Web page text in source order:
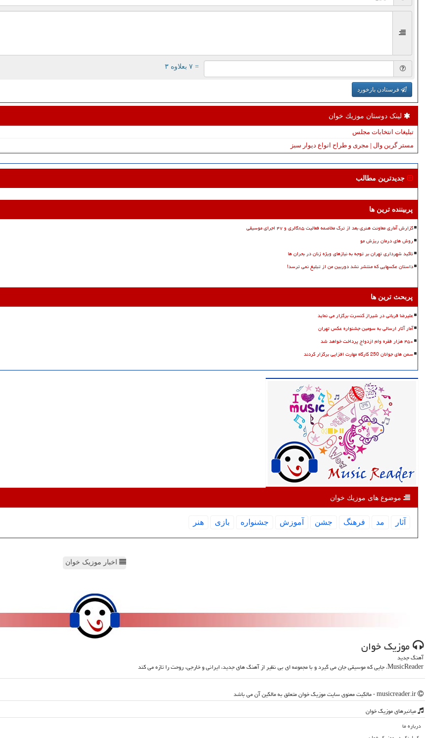
= ۷ بعلاوه ۳
فرستادن بازخورد
لینک دوستان موزیك خوان
تبلیغات انتخابات مجلس
مستر گرین وال | مجری و طراح انواع دیوار سبز
جدیدترین مطالب
پربیننده ترین ها
گزارش آماری معاونت هنری بعد از ترک مخاصمه فعالیت ۸۵گالری و ۴۷ اجرای موسیقی
روش های درمان ریزش مو
تاکید شهرداری تهران بر توجه به نیازهای ویژه زنان در بحران ها
داستان عکسهایی که منتشر نشد دوربین من از تبلیغ نمی ترسد!
پربحث ترین ها
علیرضا قربانی در شیراز کنسرت برگزار می نماید
آمار آثار ارسالی به سومین جشنواره عکس تهران
۴۵۰ هزار فقره وام ازدواج پرداخت خواهد شد
سمن های جوانان 250 کارگاه مهارت افزایی برگزار کردند
موضوع های موزیك خوان
آثار مد فرهنگ جشن آموزش جشنواره بازی هنر
اخبار موزیک خوان
موزیك خوان
آهنگ جدید
MusicReader، جایی که موسیقی جان می گیرد و با مجموعه ای بی نظیر از آهنگ های جدید، ایرانی و خارجی، روحت را تازه می کند
میانبرهای موزیك خوان
درباره ما